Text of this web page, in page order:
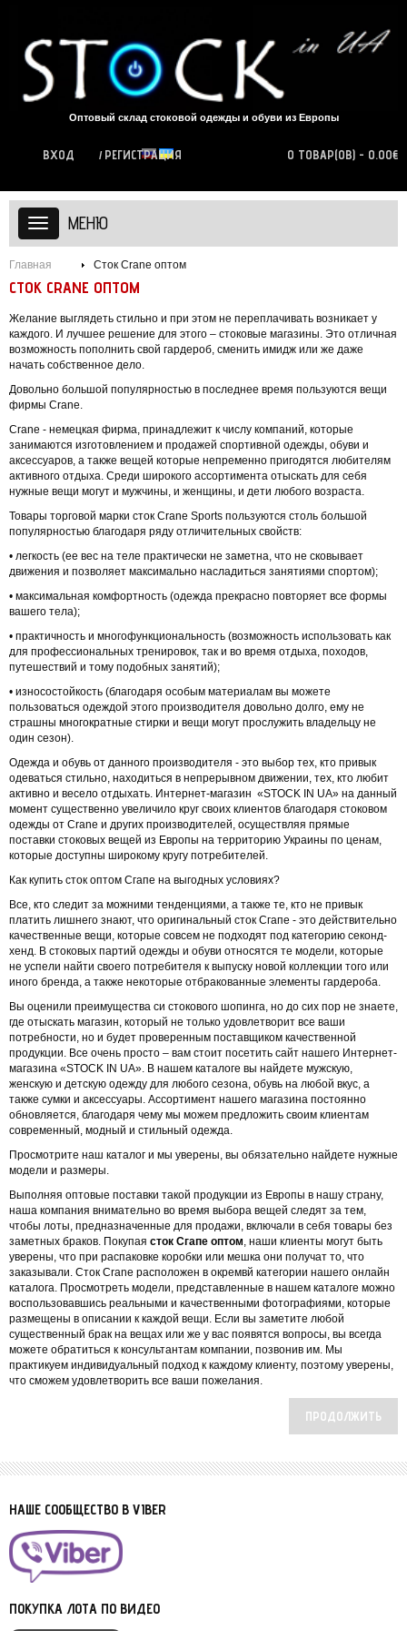
Оптовый склад стоковой одежды и обуви из Европы
0 ТОВАР(ОВ) - 0.00€
ВХОД РЕГИСТРАЦИЯ
МЕНЮ
Главная Сток Сrane оптом
СТОК СRANE ОПТОМ
Желание выглядеть стильно и при этом не переплачивать возникает у
каждого. И лучшее решение для этого – стоковые магазины. Это отличная
возможность пополнить свой гардероб, сменить имидж или же даже
начать собственное дело.
Довольно большой популярностью в последнее время пользуются вещи
фирмы Crane.
Crane - немецкая фирма, принадлежит к числу компаний, которые
занимаются изготовлением и продажей спортивной одежды, обуви и
аксессуаров, а также вещей которые непременно пригодятся любителям
активного отдыха. Среди широкого ассортимента отыскать для себя
нужные вещи могут и мужчины, и женщины, и дети любого возраста.
Товары торговой марки сток Crane Sports пользуются столь большой
популярностью благодаря ряду отличительных свойств:
• легкость (ее вес на теле практически не заметна, что не сковывает
движения и позволяет максимально насладиться занятиями спортом);
• максимальная комфортность (одежда прекрасно повторяет все формы
вашего тела);
• практичность и многофункциональность (возможность использовать как
для профессиональных тренировок, так и во время отдыха, походов,
путешествий и тому подобных занятий);
• износостойкость (благодаря особым материалам вы можете
пользоваться одеждой этого производителя довольно долго, ему не
страшны многократные стирки и вещи могут прослужить владельцу не
один сезон).
Одежда и обувь от данного производителя - это выбор тех, кто привык
одеваться стильно, находиться в непрерывном движении, тех, кто любит
активно и весело отдыхать. Интернет-магазин «STOCK IN UA» на данный
момент существенно увеличило круг своих клиентов благодаря стоковом
одежды от Crane и других производителей, осуществляя прямые
поставки стоковых вещей из Европы на территорию Украины по ценам,
которые доступны широкому кругу потребителей.
Как купить сток оптом Сгапе на выгодных условиях?
Все, кто следит за можними тенденциями, а также те, кто не привык
платить лишнего знают, что оригинальный сток Сгапе - это действительно
качественные вещи, которые совсем не подходят под категорию секонд-
хенд. В стоковых партий одежды и обуви относятся те модели, которые
не успели найти своего потребителя к выпуску новой коллекции того или
иного бренда, а также некоторые отбракованные элементы гардероба.
Вы оценили преимущества си стокового шопинга, но до сих пор не знаете,
где отыскать магазин, который не только удовлетворит все ваши
потребности, но и будет проверенным поставщиком качественной
продукции. Все очень просто – вам стоит посетить сайт нашего Интернет-
магазина «STOCK IN UA». В нашем каталоге вы найдете мужскую,
женскую и детскую одежду для любого сезона, обувь на любой вкус, а
также сумки и аксессуары. Ассортимент нашего магазина постоянно
обновляется, благодаря чему мы можем предложить своим клиентам
современный, модный и стильный одежда.
Просмотрите наш каталог и мы уверены, вы обязательно найдете нужные
модели и размеры.
Выполняя оптовые поставки такой продукции из Европы в нашу страну,
наша компания внимательно во время выбора вещей следят за тем,
чтобы лоты, предназначенные для продажи, включали в себя товары без
заметных браков. Покупая сток Сгапе оптом, наши клиенты могут быть
уверены, что при распаковке коробки или мешка они получат то, что
заказывали. Сток Crane расположен в окремвй категории нашего онлайн
каталога. Просмотреть модели, представленные в нашем каталоге можно
воспользовавшись реальными и качественными фотографиями, которые
размещены в описании к каждой вещи. Если вы заметите любой
существенный брак на вещах или же у вас появятся вопросы, вы всегда
можете обратиться к консультантам компании, позвонив им. Мы
практикуем индивидуальный подход к каждому клиенту, поэтому уверены,
что сможем удовлетворить все ваши пожелания.
ПРОДОЛЖИТЬ
НАШЕ СООБЩЕСТВО В VIBER
ПОКУПКА ЛОТА ПО ВИДЕО